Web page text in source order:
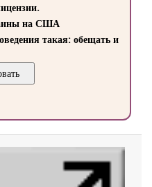
на США
такая: обещать и